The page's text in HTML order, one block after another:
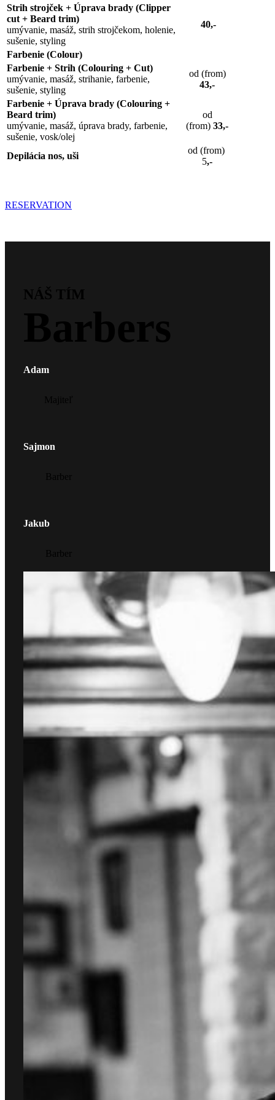
Strih strojček + Úprava brady (Clipper
cut + Beard trim)
umývanie, masáž, strih strojčekom, holenie,
sušenie, styling
40,-
Farbenie (Colour)
Farbenie + Strih (Colouring + Cut)
umývanie, masáž, strihanie, farbenie,
sušenie, styling
od (from)
43,-
Farbenie + Úprava brady (Colouring +
Beard trim)
umývanie, masáž, úprava brady, farbenie,
sušenie, vosk/olej
od
(from) 33,-
Depilácia nos, uši
od (from)
5,-
RESERVATION
Adam
Sajmon
Jakub